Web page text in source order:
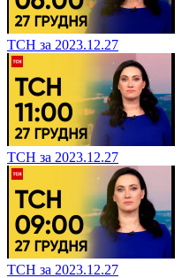
ТСН за 2023.12.27
ТСН за 2023.12.27
ТСН за 2023.12.27